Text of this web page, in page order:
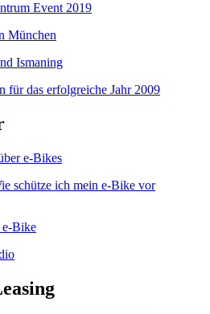
Event 2019
München
Ismaning
für das erfolgreiche Jahr 2009
e-Bikes
schütze ich mein e-Bike vor
Bike